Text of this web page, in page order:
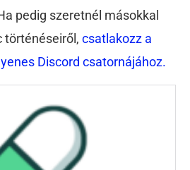
pedig szeretnél másokkal
történéseiről, csatlakozz a
Discord csatornájához.